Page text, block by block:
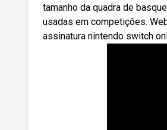
tamanho da quadra de
usadas em competições.
assinatura nintendo switch